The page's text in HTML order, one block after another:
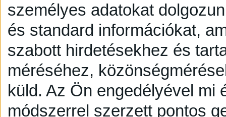
személyes adatokat
és standard információkat,
szabott hirdetésekhez és
méréséhez,
küld. Az Ön engedélyével mi
módszerrel szerzett pontos